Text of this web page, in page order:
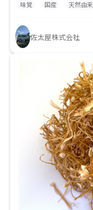
味覚
国産 天然由来
佐太屋株式会社